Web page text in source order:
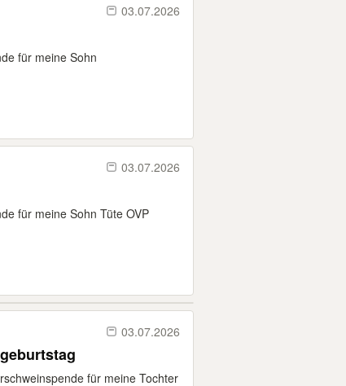
03.07.2026
für meine Sohn
03.07.2026
für meine Sohn Tüte OVP
03.07.2026
für meine Tochter